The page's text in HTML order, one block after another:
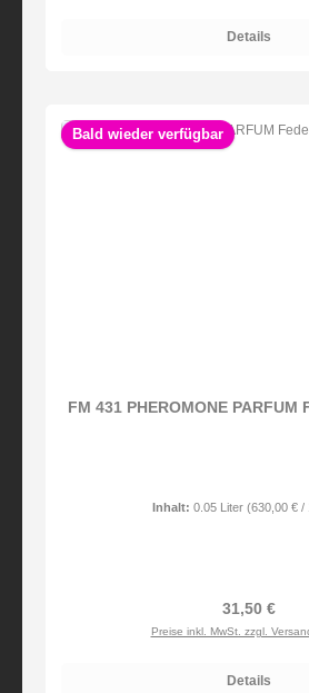
Details
Bald wieder verfügbar
FM 431 PHEROMONE
Inhalt: 0.05 Liter (630,00 € /
Regulärer
31,50 €
Preise inkl. MwSt. zzgl.
Details